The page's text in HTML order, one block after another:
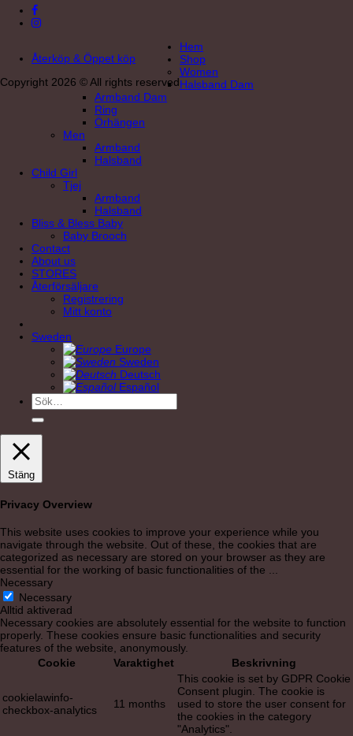
Återköp & Öppet köp
Copyright 2026 © All rights reserved
Hem
Shop
Women
Halsband Dam
Armband Dam
Ring
Örhängen
Men
Armband
Halsband
Child Girl
Tjej
Armband
Halsband
Bliss & Bless Baby
Baby Brooch
Contact
About us
STORES
Återförsäljare
Registrering
Mitt konto
Sweden
Europe
Sweden
Deutsch
Español
Sök
efter:
Stäng
Privacy Overview
This website uses cookies to improve your experience while you
navigate through the website. Out of these, the cookies that are
categorized as necessary are stored on your browser as they are
essential for the working of basic functionalities of the
Necessary
Necessary
Alltid aktiverad
Necessary cookies are absolutely essential for the website to function
properly. These cookies ensure basic functionalities and security
features of the website, anonymously.
Cookie
Varaktighet Beskrivning
cookielawinfo-
checkbox-analytics
11 months
This cookie is set by GDPR Cookie
Consent plugin. The cookie is
used to store the user consent for
the cookies in the category
"Analytics".